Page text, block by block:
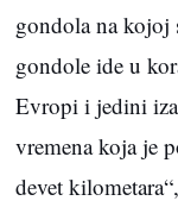
gondola na kojoj
gondole ide u
Evropi i jedini
vremena koja je
devet